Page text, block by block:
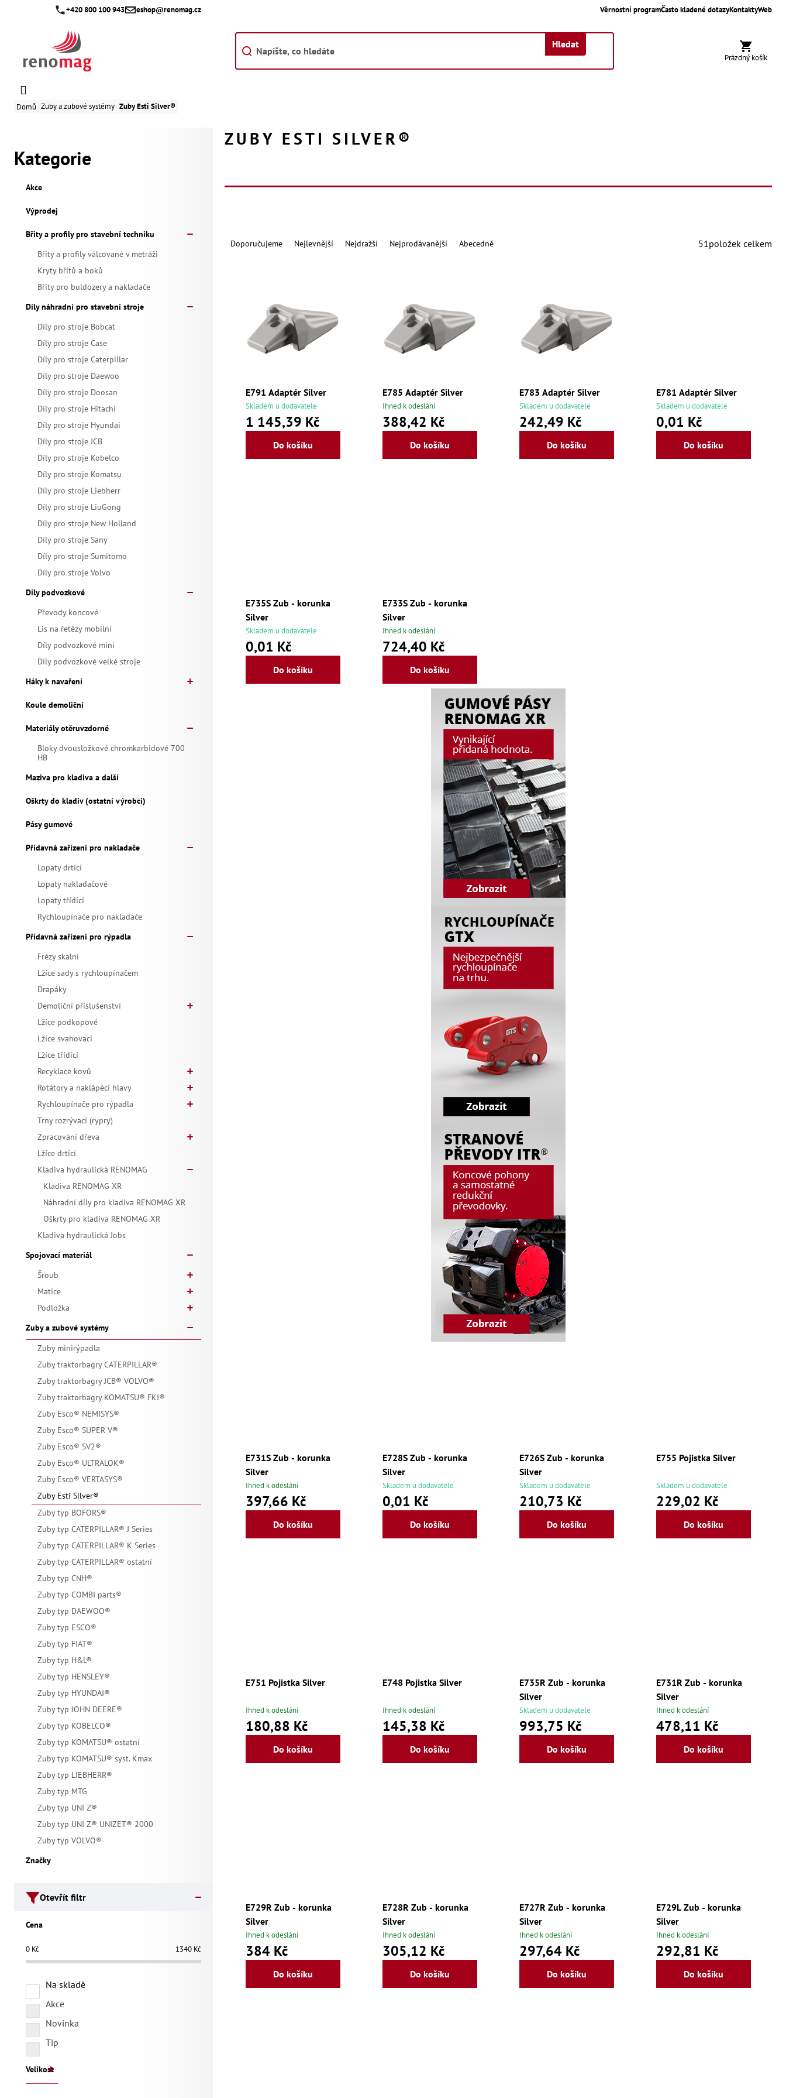
+420 800 100 943 eshop@renomag.cz Věrnostní programČasto kladené dotazyKontaktyWeb
Hledat
Nákupní
Prázdný košík
Domů Zuby a zubové systémy Zuby Esti Silver®
o
n
Přeskočit
kategorie
Kategorie
Akce
Výprodej
Břity a profily pro stavební techniku
Břity a profily válcované v metráži
Kryty břitů a boků
Břity pro buldozery a nakladače
Díly náhradní pro stavební stroje
Díly pro stroje Bobcat
Díly pro stroje Case
Díly pro stroje Caterpillar
Díly pro stroje Daewoo
Díly pro stroje Doosan
Díly pro stroje Hitachi
Díly pro stroje Hyundai
Díly pro stroje JCB
Díly pro stroje Kobelco
Díly pro stroje Komatsu
Díly pro stroje Liebherr
Díly pro stroje LiuGong
Díly pro stroje New Holland
Díly pro stroje Sany
Díly pro stroje Sumitomo
Díly pro stroje Volvo
Díly podvozkové
Převody koncové
Lis na řetězy mobilní
Díly podvozkové mini
Díly podvozkové velké stroje
Háky k navaření
Koule demoliční
Materiály otěruvzdorné
Bloky dvousložkové chromkarbidové 700
HB
Maziva pro kladiva a další
Oškrty do kladiv (ostatní výrobci)
Pásy gumové
Přídavná zařízení pro nakladače
Lopaty drtící
Lopaty nakladačové
Lopaty třídící
Rychloupínače pro nakladače
Přídavná zařízení pro rýpadla
Frézy skalní
Lžíce sady s rychloupínačem
Drapáky
Demoliční příslušenství
Lžíce podkopové
Lžíce svahovací
Lžíce třídící
Recyklace kovů
Rotátory a naklápěcí hlavy
Rychloupínače pro rýpadla
Trny rozrývací (rypry)
Zpracování dřeva
Lžíce drtící
Kladiva hydraulická RENOMAG
Kladiva RENOMAG XR
Náhradní díly pro kladiva RENOMAG XR
Oškrty pro kladiva RENOMAG XR
Kladiva hydraulická Jobs
Spojovací materiál
Šroub
Matice
Podložka
Zuby a zubové systémy
Zuby minirýpadla
Zuby traktorbagry CATERPILLAR®
Zuby traktorbagry JCB® VOLVO®
Zuby traktorbagry KOMATSU® FKI®
Zuby Esco® NEMISYS®
Zuby Esco® SUPER V®
Zuby Esco® SV2®
Zuby Esco® ULTRALOK®
Zuby Esco® VERTASYS®
Zuby Esti Silver®
Zuby typ BOFORS®
Zuby typ CATERPILLAR® J Series
Zuby typ CATERPILLAR® K Series
Zuby typ CATERPILLAR® ostatní
Zuby typ CNH®
Zuby typ COMBI parts®
Zuby typ DAEWOO®
Zuby typ ESCO®
Zuby typ FIAT®
Zuby typ H&L®
Zuby typ HENSLEY®
Zuby typ HYUNDAI®
Zuby typ JOHN DEERE®
Zuby typ KOBELCO®
Zuby typ KOMATSU® ostatní
Zuby typ KOMATSU® syst. Kmax
Zuby typ LIEBHERR®
Zuby typ MTG
Zuby typ UNI Z®
Zuby typ UNI Z® UNIZET® 2000
Zuby typ VOLVO®
Značky
Otevřít filtr
Cena
0 Kč 1340 Kč
Na skladě
Akce
Novinka
Tip
Velikost
ZUBY ESTI SILVER®
Ř
Doporučujeme Nejlevnější Nejdražší Nejprodávanější Abecedně 51položek celkem
ý
E791 Adaptér Silver
Skladem u dodavatele
1 145,39 Kč
Do košíku
E785 Adaptér Silver
Ihned k odeslání
388,42 Kč
Do košíku
E783 Adaptér Silver
Skladem u dodavatele
242,49 Kč
Do košíku
E781 Adaptér Silver
Skladem u dodavatele
0,01 Kč
Do košíku
E735S Zub - korunka
Silver
Skladem u dodavatele
0,01 Kč
Do košíku
E733S Zub - korunka
Silver
Ihned k odeslání
724,40 Kč
Do košíku
E731S Zub - korunka
Silver
Ihned k odeslání
397,66 Kč
Do košíku
E728S Zub - korunka
Silver
Skladem u dodavatele
0,01 Kč
Do košíku
E726S Zub - korunka
Silver
Skladem u dodavatele
210,73 Kč
Do košíku
E755 Pojistka Silver
Skladem u dodavatele
229,02 Kč
Do košíku
E751 Pojistka Silver
Ihned k odeslání
180,88 Kč
Do košíku
E748 Pojistka Silver
Ihned k odeslání
145,38 Kč
Do košíku
E735R Zub - korunka
Silver
Skladem u dodavatele
993,75 Kč
Do košíku
E731R Zub - korunka
Silver
Ihned k odeslání
478,11 Kč
Do košíku
E729R Zub - korunka
Silver
Ihned k odeslání
384 Kč
Do košíku
E728R Zub - korunka
Silver
Ihned k odeslání
305,12 Kč
Do košíku
E727R Zub - korunka
Silver
Ihned k odeslání
297,64 Kč
Do košíku
E729L Zub - korunka
Silver
Ihned k odeslání
292,81 Kč
Do košíku